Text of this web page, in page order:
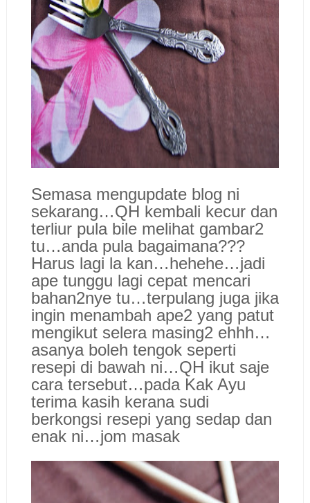
Semasa mengupdate blog ni
sekarang…QH kembali kecur dan
terliur pula bile melihat gambar2
tu…anda pula bagaimana???
Harus lagi la kan…hehehe…jadi
ape tunggu lagi cepat mencari
bahan2nye tu…terpulang juga jika
ingin menambah ape2 yang patut
mengikut selera masing2 ehhh…
asanya boleh tengok seperti
resepi di bawah ni…QH ikut saje
cara tersebut…pada Kak Ayu
terima kasih kerana sudi
berkongsi resepi yang sedap dan
enak ni…jom masak